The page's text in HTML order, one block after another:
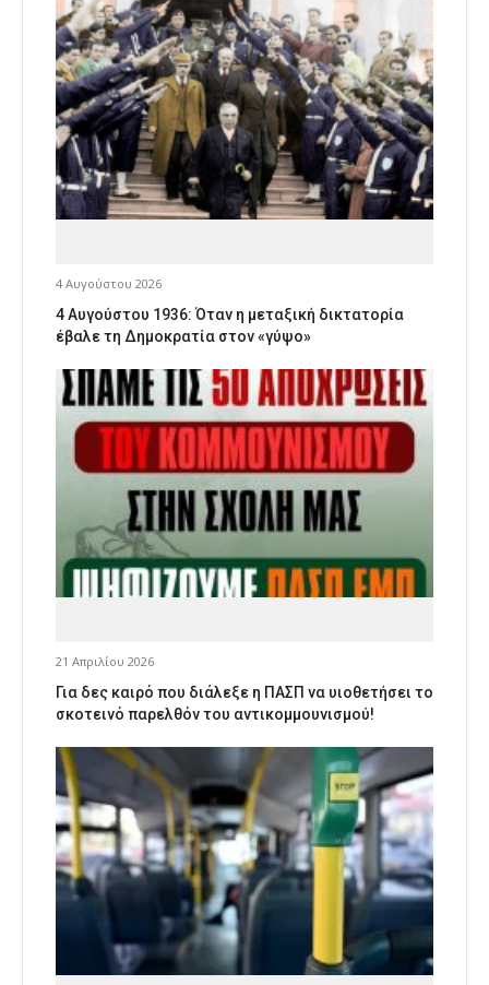
4 Αυγούστου 2026
4 Αυγούστου 1936: Όταν η μεταξική δικτατορία
έβαλε τη Δημοκρατία στον «γύψο»
21 Απριλίου 2026
Για δες καιρό που διάλεξε η ΠΑΣΠ να υιοθετήσει το
σκοτεινό παρελθόν του αντικομμουνισμού!